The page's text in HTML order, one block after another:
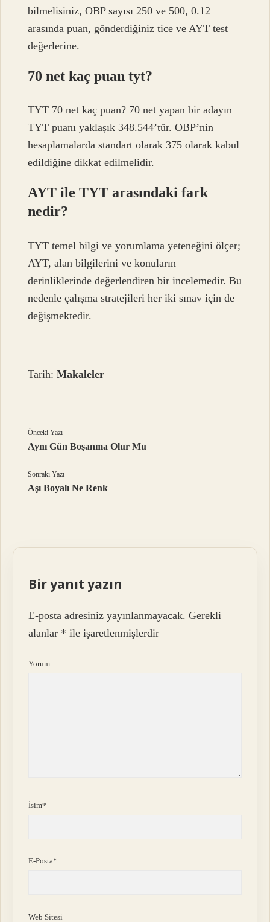
bilmelisiniz, OBP sayısı 250 ve 500, 0.12
arasında puan, gönderdiğiniz tice ve AYT test
değerlerine.
70 net kaç puan tyt?
TYT 70 net kaç puan? 70 net yapan bir adayın
TYT puanı yaklaşık 348.544’tür. OBP’nin
hesaplamalarda standart olarak 375 olarak kabul
edildiğine dikkat edilmelidir.
AYT ile TYT arasındaki fark
nedir?
TYT temel bilgi ve yorumlama yeteneğini ölçer;
AYT, alan bilgilerini ve konuların
derinliklerinde değerlendiren bir incelemedir. Bu
nedenle çalışma stratejileri her iki sınav için de
değişmektedir.
Tarih:Makaleler
Önceki Yazı
Aynı Gün Boşanma Olur Mu
Sonraki Yazı
Aşı Boyalı Ne Renk
Bir yanıt yazın
E-posta adresiniz yayınlanmayacak. Gerekli
alanlar * ile işaretlenmişlerdir
Yorum
İsim*
E-Posta*
Web Sitesi